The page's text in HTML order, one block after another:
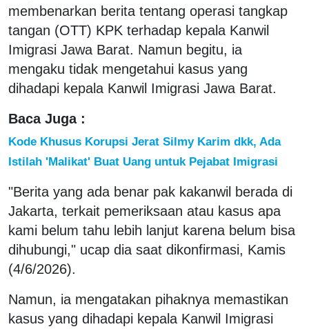
membenarkan berita tentang operasi tangkap
tangan (OTT) KPK terhadap kepala Kanwil
Imigrasi Jawa Barat. Namun begitu, ia
mengaku tidak mengetahui kasus yang
dihadapi kepala Kanwil Imigrasi Jawa Barat.
Baca Juga :
Kode Khusus Korupsi Jerat Silmy Karim dkk, Ada
Istilah 'Malikat' Buat Uang untuk Pejabat Imigrasi
"Berita yang ada benar pak kakanwil berada di
Jakarta, terkait pemeriksaan atau kasus apa
kami belum tahu lebih lanjut karena belum bisa
dihubungi," ucap dia saat dikonfirmasi, Kamis
(4/6/2026).
Namun, ia mengatakan pihaknya memastikan
kasus yang dihadapi kepala Kanwil Imigrasi